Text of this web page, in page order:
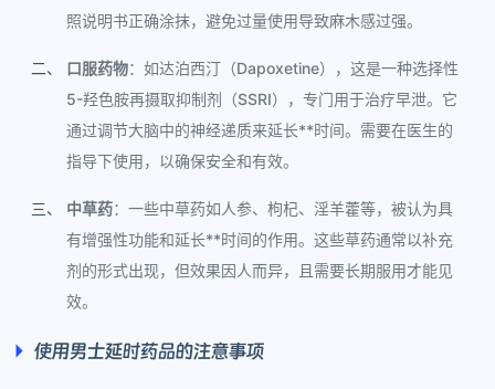
照说明书正确涂抹，避免过量使用导致麻木感过强。
口服药物：如达泊西汀（Dapoxetine），这是一种选择性
5-羟色胺再摄取抑制剂（SSRI），专门用于治疗早泄。它
通过调节大脑中的神经递质来延长**时间。需要在医生的
指导下使用，以确保安全和有效。
中草药：一些中草药如人参、枸杞、淫羊藿等，被认为具
有增强性功能和延长**时间的作用。这些草药通常以补充
剂的形式出现，但效果因人而异，且需要长期服用才能见
效。
使用男士延时药品的注意事项